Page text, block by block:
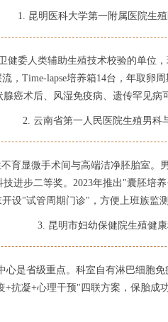
1. 昆明医科大学第一附属医院生
健委人类辅助生殖技术校验的单位
，Time-lapse培养箱14台，年取卵
癌术后、风湿免疫病、遗传罕见病
2. 云南省第一人民医院生殖男科
育显微手术间与高端洁净胚胎室
进步二等奖。2023年推出"囊胚培
设"试管周期门诊"，方便上班族监测
3. 昆明市妇幼保健院生殖健
心是省级重点。科室自有淋巴细胞
抗凝+心理干预"四联方案，保胎成